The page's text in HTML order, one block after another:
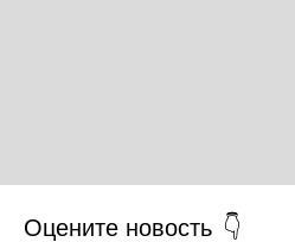
Оцените новость